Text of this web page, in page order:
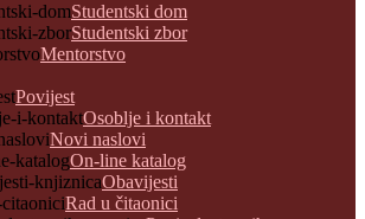
Studentski dom
Studentski zbor
Mentorstvo
Povijest
Osoblje i kontakt
Novi naslovi
On-line katalog
Obavijesti
Rad u čitaonici